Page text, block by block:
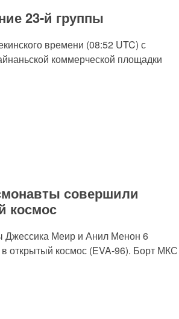
23-й группы
времени (08:52 UTC) с
коммерческой площадки
совершили
космос
Джессика Меир и Анил Менон 6
открытый космос (EVA-96). Борт МКС